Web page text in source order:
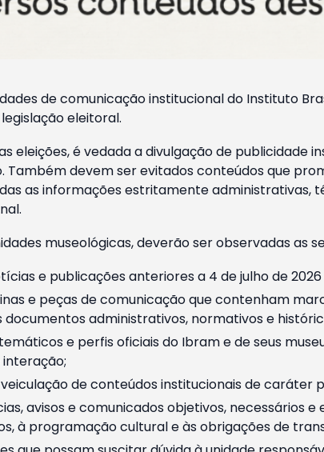
de comunicação institucional do Instituto
eleitoral.
eleições, é vedada a divulgação de publicidade
Também devem ser evitados conteúdos que
as informações estritamente administrativas,
museológicas, deverão ser observadas as
e publicações anteriores a 4 de julho de
e peças de comunicação que contenham
administrativos, normativos e
e perfis oficiais do Ibram e de seus
de conteúdos institucionais de caráter
avisos e comunicados objetivos, necessários
à programação cultural e às obrigações de